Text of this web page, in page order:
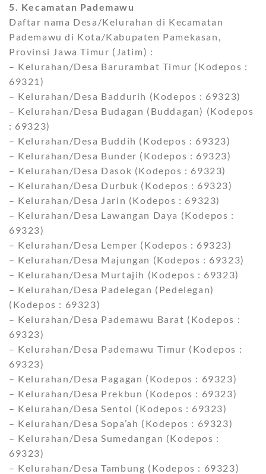
5. Kecamatan Pademawu
Daftar nama Desa/Kelurahan di Kecamatan
Pademawu di Kota/Kabupaten Pamekasan,
Provinsi Jawa Timur (Jatim) :
– Kelurahan/Desa Barurambat Timur (Kodepos :
69321)
– Kelurahan/Desa Baddurih (Kodepos : 69323)
– Kelurahan/Desa Budagan (Buddagan) (Kodepos
: 69323)
– Kelurahan/Desa Buddih (Kodepos : 69323)
– Kelurahan/Desa Bunder (Kodepos : 69323)
– Kelurahan/Desa Dasok (Kodepos : 69323)
– Kelurahan/Desa Durbuk (Kodepos : 69323)
– Kelurahan/Desa Jarin (Kodepos : 69323)
– Kelurahan/Desa Lawangan Daya (Kodepos :
69323)
– Kelurahan/Desa Lemper (Kodepos : 69323)
– Kelurahan/Desa Majungan (Kodepos : 69323)
– Kelurahan/Desa Murtajih (Kodepos : 69323)
– Kelurahan/Desa Padelegan (Pedelegan)
(Kodepos : 69323)
– Kelurahan/Desa Pademawu Barat (Kodepos :
69323)
– Kelurahan/Desa Pademawu Timur (Kodepos :
69323)
– Kelurahan/Desa Pagagan (Kodepos : 69323)
– Kelurahan/Desa Prekbun (Kodepos : 69323)
– Kelurahan/Desa Sentol (Kodepos : 69323)
– Kelurahan/Desa Sopa’ah (Kodepos : 69323)
– Kelurahan/Desa Sumedangan (Kodepos :
69323)
– Kelurahan/Desa Tambung (Kodepos : 69323)